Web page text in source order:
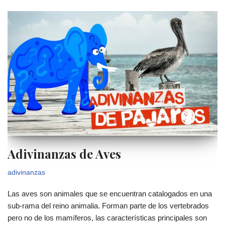
Adivinanzas de Aves
adivinanzas
Las aves son animales que se encuentran catalogados en una
sub-rama del reino animalia. Forman parte de los vertebrados
pero no de los mamíferos, las características principales son